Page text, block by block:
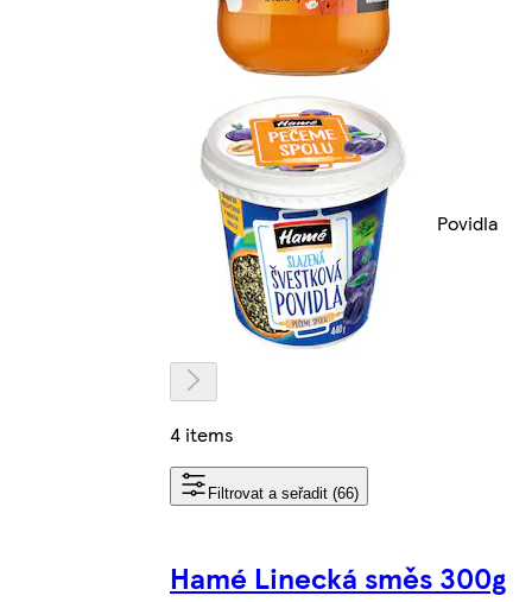
Povidla
4 items
Filtrovat a seřadit (66)
Hamé Linecká směs 300g